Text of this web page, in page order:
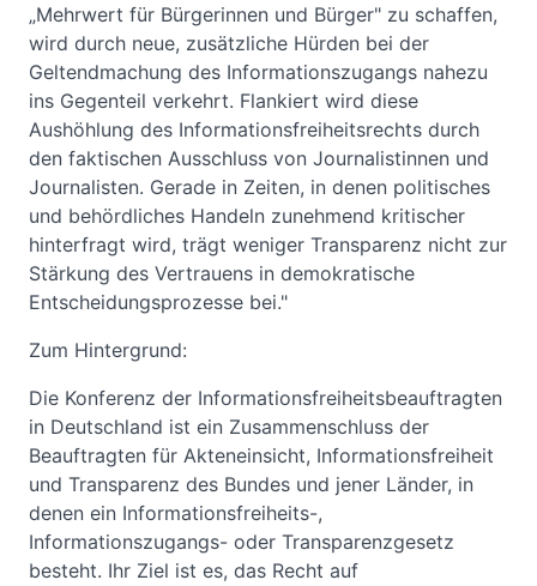
„Mehrwert für Bürgerinnen und Bürger" zu schaffen,
wird durch neue, zusätzliche Hürden bei der
Geltendmachung des Informationszugangs nahezu
ins Gegenteil verkehrt. Flankiert wird diese
Aushöhlung des Informationsfreiheitsrechts durch
den faktischen Ausschluss von Journalistinnen und
Journalisten. Gerade in Zeiten, in denen politisches
und behördliches Handeln zunehmend kritischer
hinterfragt wird, trägt weniger Transparenz nicht zur
Stärkung des Vertrauens in demokratische
Entscheidungsprozesse bei."
Zum Hintergrund:
Die Konferenz der Informationsfreiheitsbeauftragten
in Deutschland ist ein Zusammenschluss der
Beauftragten für Akteneinsicht, Informationsfreiheit
und Transparenz des Bundes und jener Länder, in
denen ein Informationsfreiheits-,
Informationszugangs- oder Transparenzgesetz
besteht. Ihr Ziel ist es, das Recht auf